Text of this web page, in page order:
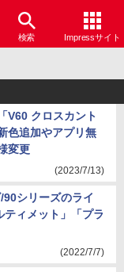
検索 Impressサイト
V60 クロスカント
色追加やアプリ無
変更
(2023/7/13)
シリーズのライ
ティメット」「プラ
(2022/7/7)